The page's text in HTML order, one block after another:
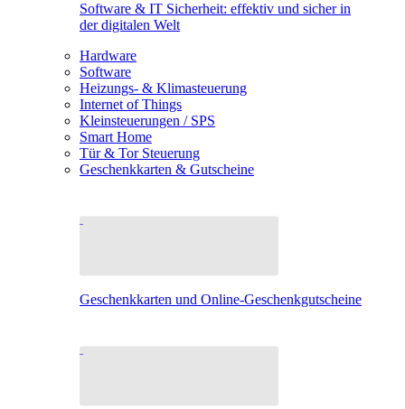
Software & IT Sicherheit: effektiv und sicher in
der digitalen Welt
Hardware
Software
Heizungs- & Klimasteuerung
Internet of Things
Kleinsteuerungen / SPS
Smart Home
Tür & Tor Steuerung
Geschenkkarten & Gutscheine
Geschenkkarten und Online-Geschenkgutscheine